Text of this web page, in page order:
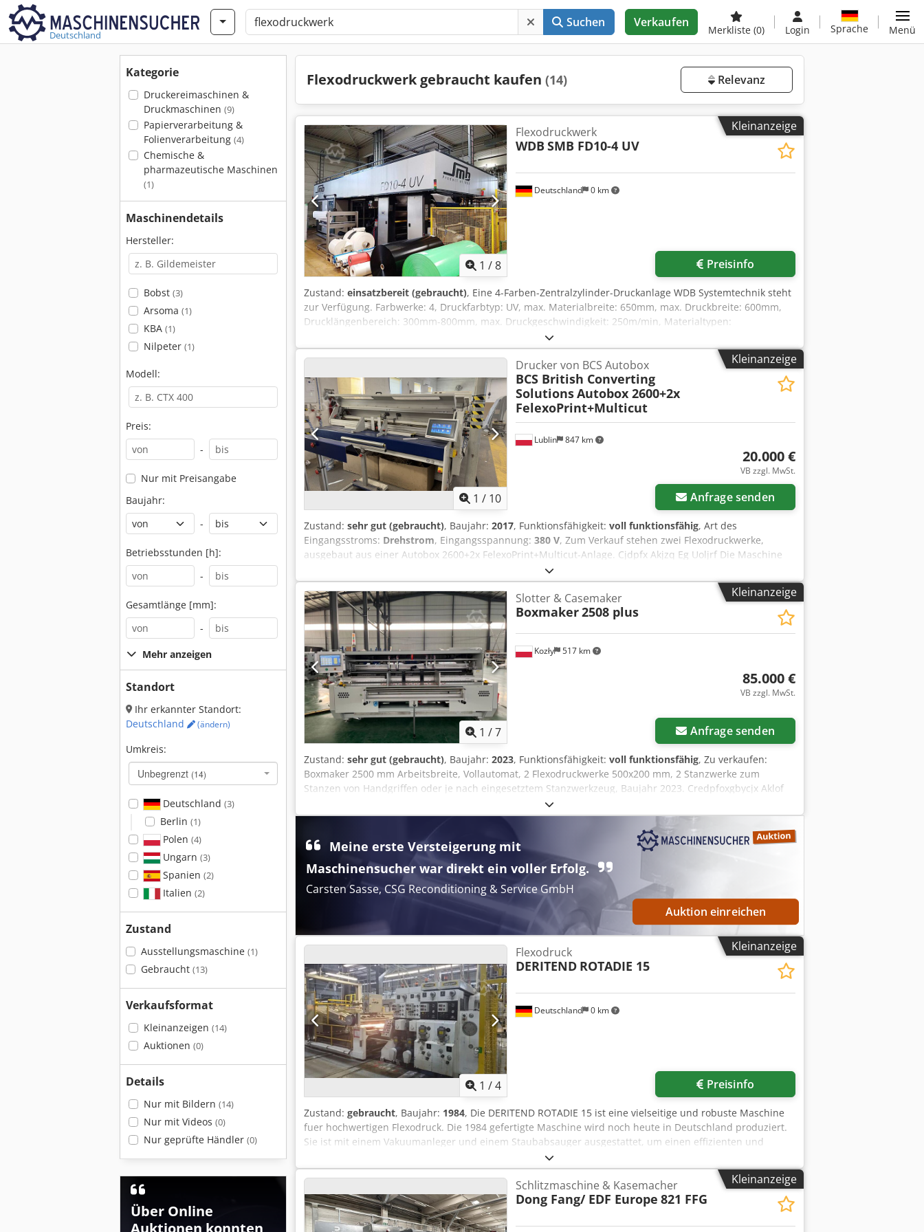
Deutschland
Suchen Verkaufen
Merkliste (0) Login Sprache Menü
Kategorie
Druckereimaschinen &
Druckmaschinen (9)
Papierverarbeitung &
Folienverarbeitung (4)
Chemische &
pharmazeutische Maschinen
(1)
Maschinendetails
Hersteller:
Bobst (3)
Arsoma (1)
KBA (1)
Nilpeter (1)
Modell:
Preis:
-
Nur mit Preisangabe
Baujahr:
-
Betriebsstunden [h]:
-
Gesamtlänge [mm]:
-
Mehr anzeigen
Standort
Ihr erkannter Standort:
Deutschland
(ändern)
Umkreis:
Unbegrenzt (14)
Deutschland (3)
Berlin (1)
Polen (4)
Ungarn (3)
Spanien (2)
Italien (2)
Zustand
Ausstellungsmaschine (1)
Gebraucht (13)
Verkaufsformat
Kleinanzeigen (14)
Auktionen (0)
Details
Nur mit Bildern (14)
Nur mit Videos (0)
Nur geprüfte Händler (0)
Über Online
Auktionen konnten
Flexodruckwerk gebraucht kaufen (14) Relevanz
Kleinanzeige
1 /8
Deutschland 0 km
Flexodruckwerk
WDB SMB FD10-4 UV
Preisinfo
Zustand: einsatzbereit (gebraucht), Eine 4-Farben-Zentralzylinder-Druckanlage WDB Systemtechnik steht
zur Verfügung. Farbwerke: 4, Druckfarbtyp: UV, max. Materialbreite: 650mm, max. Druckbreite: 600mm,
Drucklängenbereich: 300mm-800mm, max. Druckgeschwindigkeit: 250m/min, Materialtypen:
PET/OPP/Aluminium/Laminat/Verbundmaterialien, Materialstärkenbereich: 20µm-150µm, max. Ab- und
Aufwickler-Rollendurchmesser: 1000mm, Betriebsstunden: 28h, Druckmeter: ca. 57000m.
Anlagenbestandteile: Ab- und Aufwickler, Corona, UV-Trockner, Trockenkanal, IR-Heizung, Kühlgerät sowie
Zu- und Abluftventilator. Inklusive Laminiereinheit. Dokumentation vorhanden. Eine Besichtigung vor Ort
ist möglich. Cedpfx Asxmkctsklerf
Kleinanzeige
1 / 10
Lublin 847 km
Drucker von BCS Autobox
BCS British Converting
SolutionsAutobox 2600+2x
FelexoPrint+Multicut
20.000 €
VB zzgl. MwSt.
Anfrage senden
Zustand: sehr gut (gebraucht), Baujahr: 2017, Funktionsfähigkeit: voll funktionsfähig, Art des
Eingangsstroms: Drehstrom, Eingangsspannung: 380 V, Zum Verkauf stehen zwei Flexodruckwerke,
ausgebaut aus einer Autobox 2600+2x FelexoPrint+Multicut-Anlage. Cjdpfx Akjzq Eg Uoljrf Die Maschine
hat eine Arbeitsbreite von 2600 mm und stammt aus dem Jahr 2017. Die Druckwerke wurden praktisch
nicht benutzt und sind mit keramischen Rasterwalzen ausgestattet. Das maximale Druckformat beträgt
1150 x 990 mm.
Kleinanzeige
1 /7
Kozły 517 km
Slotter & Casemaker
Boxmaker2508 plus
85.000 €
VB zzgl. MwSt.
Anfrage senden
Zustand: sehr gut (gebraucht), Baujahr: 2023, Funktionsfähigkeit: voll funktionsfähig, Zu verkaufen:
Boxmaker 2500 mm Arbeitsbreite, Vollautomat, 2 Flexodruckwerke 500x200 mm, 2 Stanzwerke zum
Stanzen von Handgriffen oder je nach eingesetztem Stanzwerkzeug, Baujahr 2023. Credpfoxgbycjx Aklof
Meine erste Versteigerung mit
Maschinensucher war direkt ein voller Erfolg.
Carsten Sasse, CSG Reconditioning & Service GmbH
Auktion einreichen
Kleinanzeige
1 /4
Deutschland 0 km
Flexodruck
DERITEND ROTADIE 15
Preisinfo
Zustand: gebraucht, Baujahr: 1984, Die DERITEND ROTADIE 15 ist eine vielseitige und robuste Maschine
fuer hochwertigen Flexodruck. Die 1984 gefertigte Maschine wird noch heute in Deutschland produziert.
Sie ist mit einem Vakuumanleger und einem Staubabsauger ausgestattet, um einen effizienten und
sauberen Betrieb zu gewaehrleisten. Die ROTADIE 15 verfuegt ueber vier Flexodruckwerke fuer praezisen
und detailreichen Druck. Sie unterstuetzt den Unterdruck und ist mit Keramikwalzen und einer
Kammerrakel fuer hoechste Druckqualitaet ausgestattet. Die Maschine verfuegt ausserdem ueber
Seitenbahndruckwerke, ein elektrisches Laufregister fuer praezise Ausrichtung und einen automatischen
Stapler fuer effizientes Handling der Druckmaterialien. Mit einer maximalen Bogengroesse von 1.700 x
1.150 mm und einer minimalen Bogengroesse von 520 x 600 mm eignet sich die ROTADIE 15 fuer ein
Kleinanzeige
Schlitzmaschine & Kasemacher
Dong Fang/ EDF Europe 821 FFG